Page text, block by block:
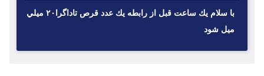
با سلام يك ساعت قبل از رابطه يك عدد قرص تاداگرا٢٠ ميلي
ميل شود